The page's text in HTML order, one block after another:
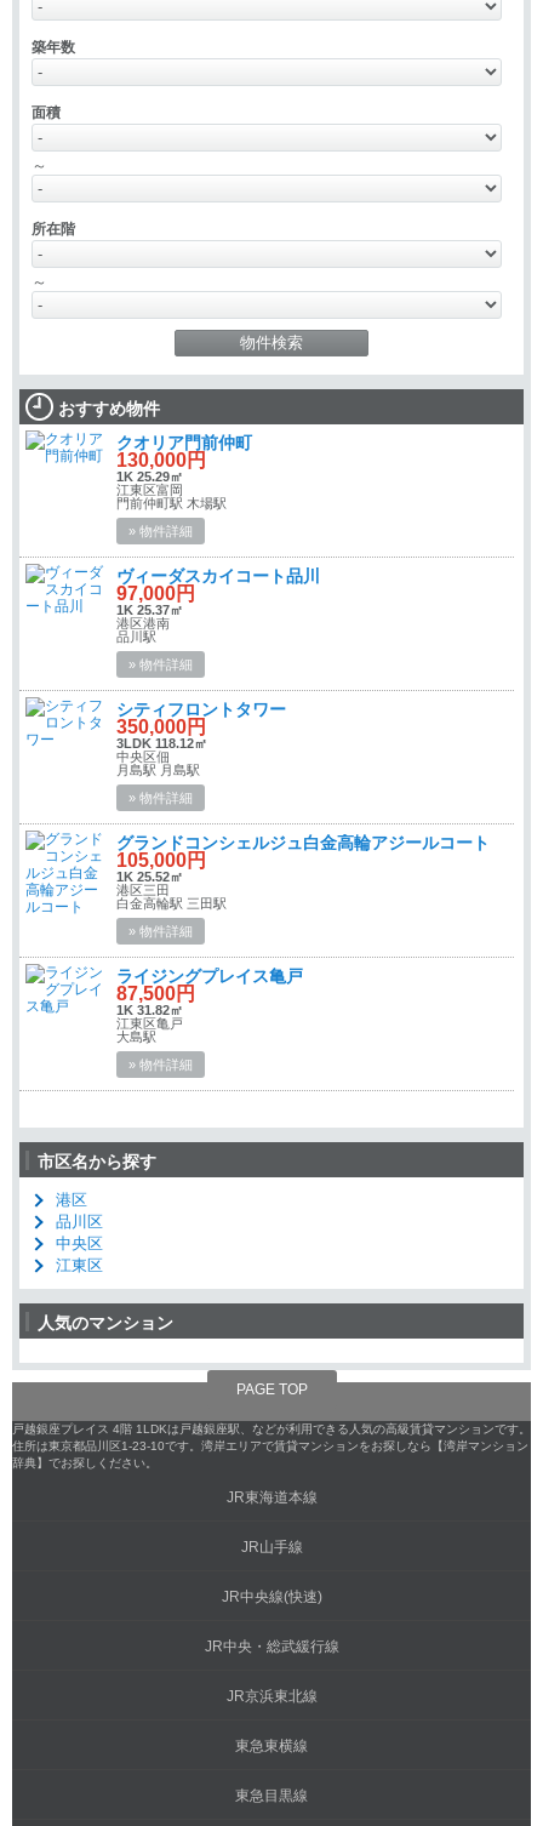
築年数
面積
～
所在階
～
おすすめ物件
クオリア門前仲町
130,000円
1K 25.29㎡
江東区富岡
門前仲町駅 木場駅
» 物件詳細
ヴィーダスカイコート品川
97,000円
1K 25.37㎡
港区港南
品川駅
» 物件詳細
シティフロントタワー
350,000円
3LDK 118.12㎡
中央区佃
月島駅 月島駅
» 物件詳細
グランドコンシェルジュ白金高輪アジールコート
105,000円
1K 25.52㎡
港区三田
白金高輪駅 三田駅
» 物件詳細
ライジングプレイス亀戸
87,500円
1K 31.82㎡
江東区亀戸
大島駅
» 物件詳細
市区名から探す
港区
品川区
中央区
江東区
人気のマンション
PAGE TOP
戸越銀座プレイス 4階 1LDKは戸越銀座駅、などが利用できる人気の高級賃貸マンションです。
住所は東京都品川区1-23-10です。湾岸エリアで賃貸マンションをお探しなら【湾岸マンション
辞典】でお探しください。
JR東海道本線
JR山手線
JR中央線(快速)
JR中央・総武緩行線
JR京浜東北線
東急東横線
東急目黒線